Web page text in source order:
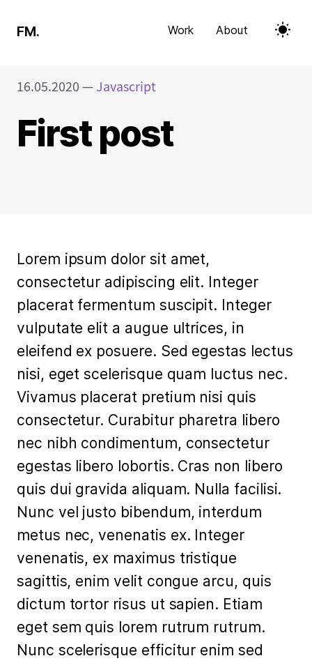
FM. Work About
16.05.2020 — Javascript
First post
Lorem ipsum dolor sit amet,
consectetur adipiscing elit. Integer
placerat fermentum suscipit. Integer
vulputate elit a augue ultrices, in
eleifend ex posuere. Sed egestas lectus
nisi, eget scelerisque quam luctus nec.
Vivamus placerat pretium nisi quis
consectetur. Curabitur pharetra libero
nec nibh condimentum, consectetur
egestas libero lobortis. Cras non libero
quis dui gravida aliquam. Nulla facilisi.
Nunc vel justo bibendum, interdum
metus nec, venenatis ex. Integer
venenatis, ex maximus tristique
sagittis, enim velit congue arcu, quis
dictum tortor risus ut sapien. Etiam
eget sem quis lorem rutrum rutrum.
Nunc scelerisque efficitur enim sed